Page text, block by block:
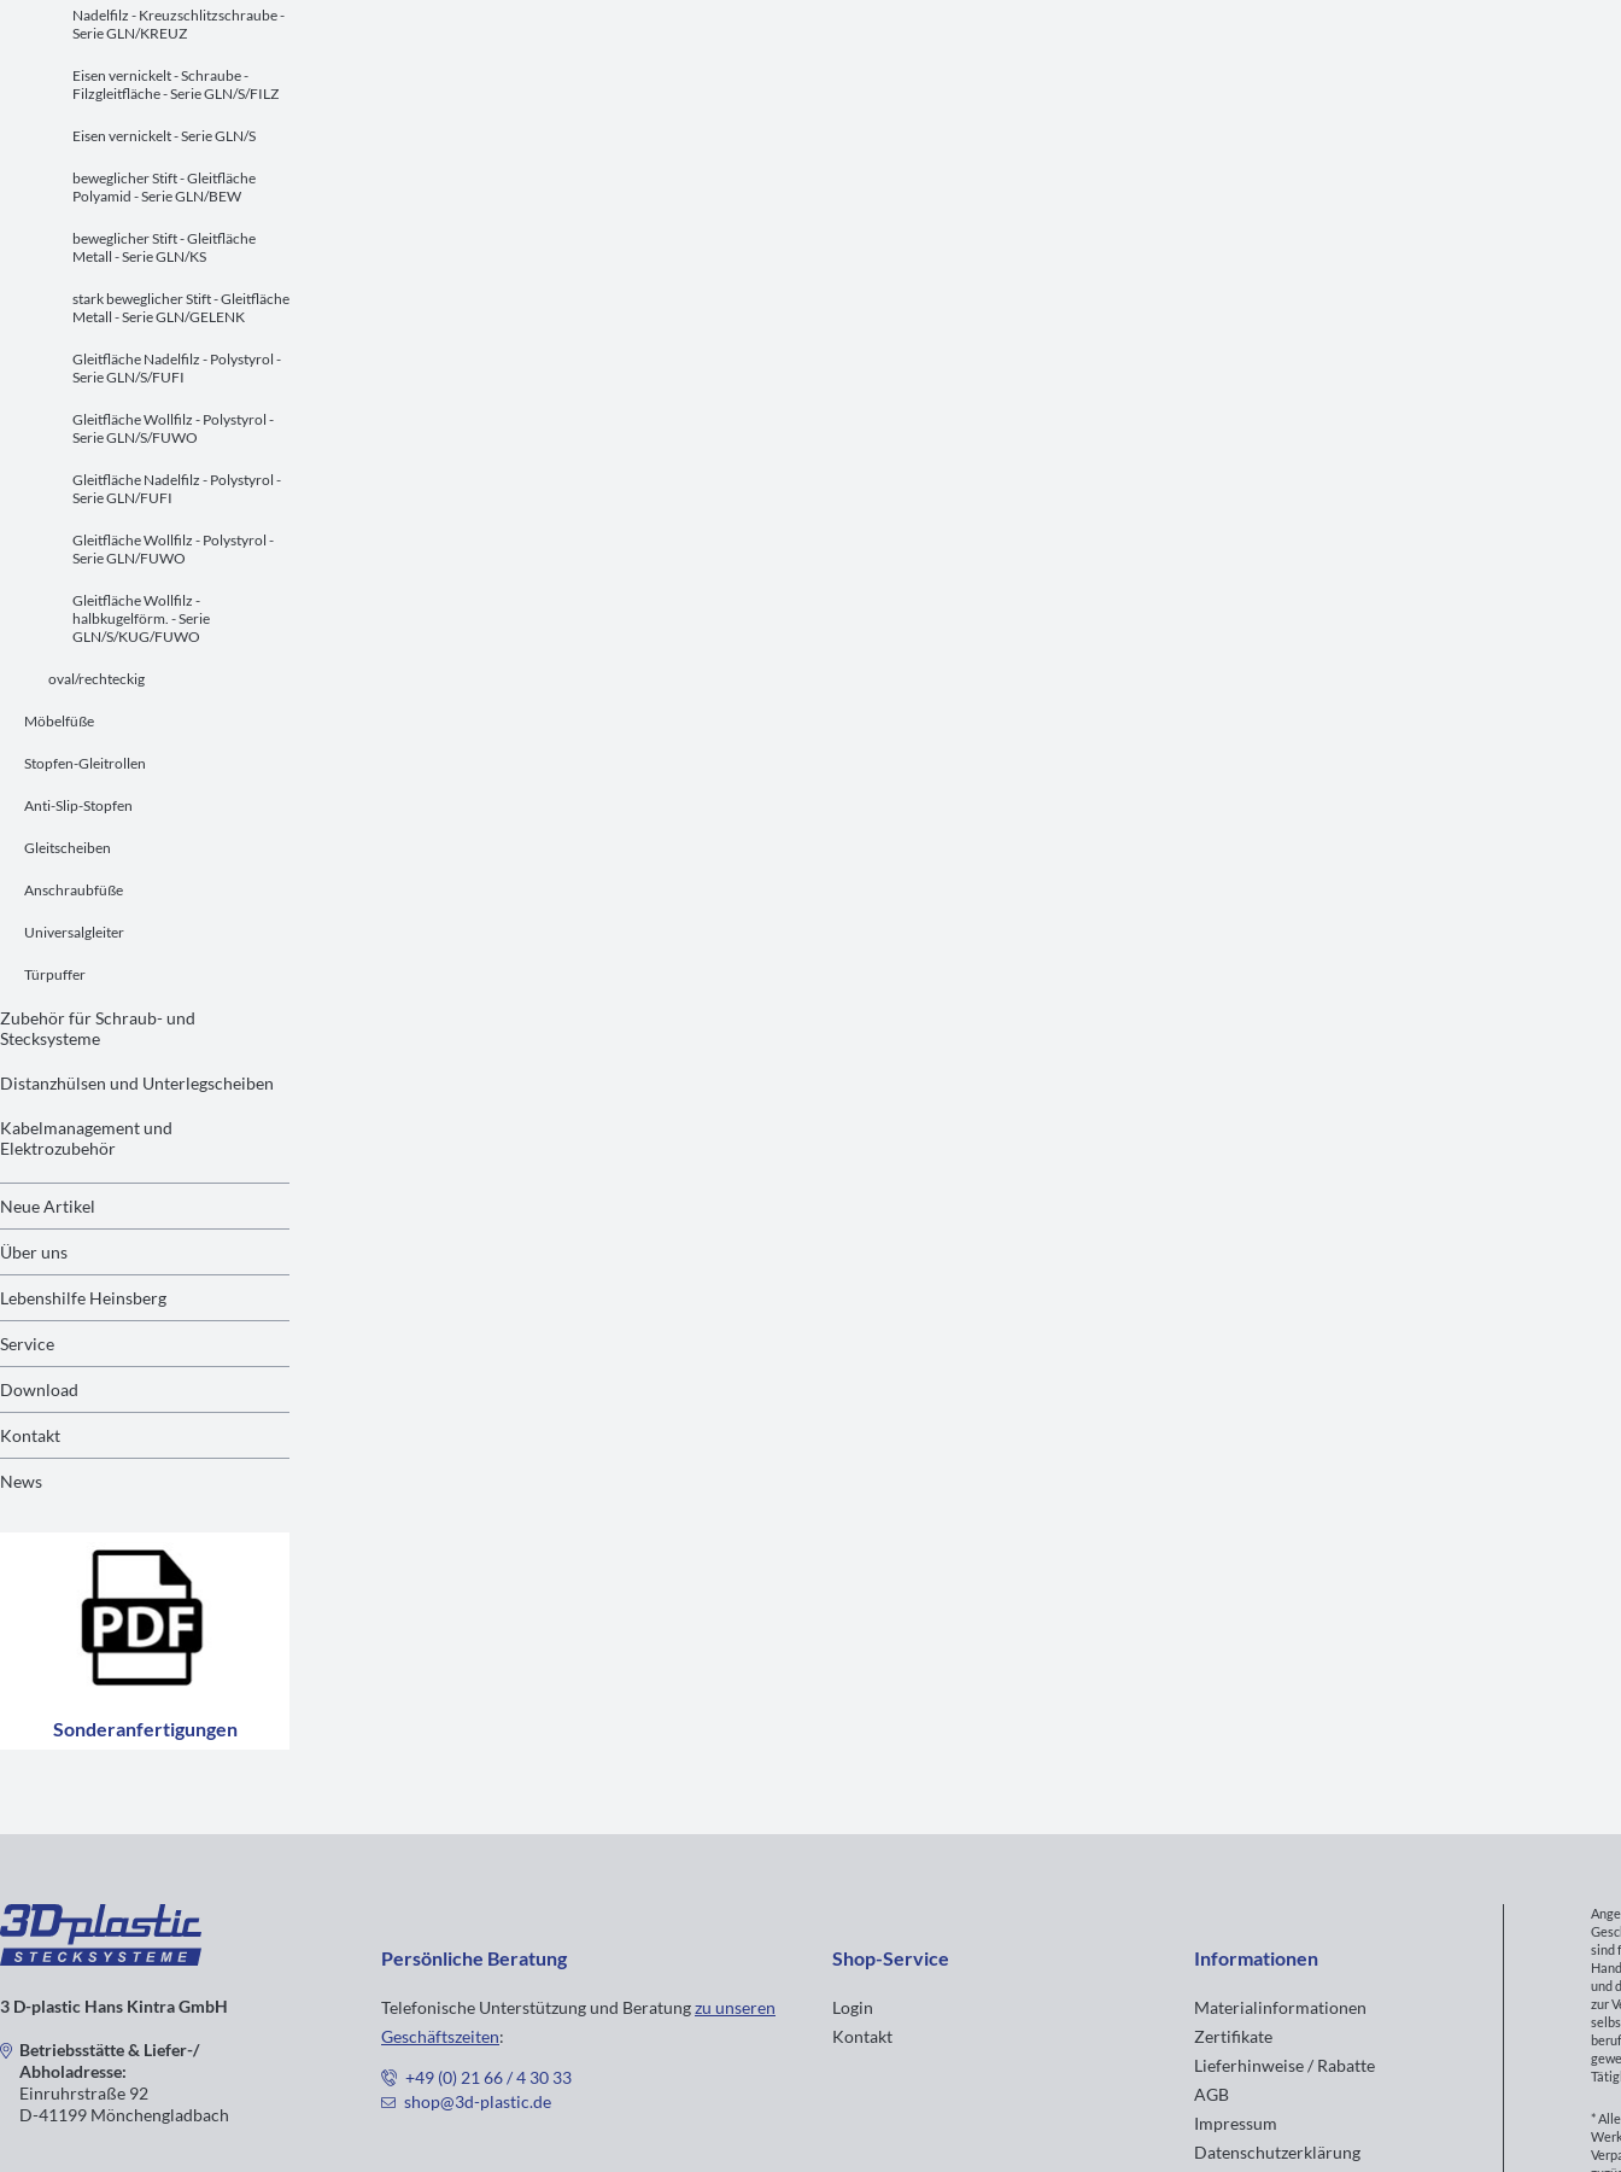
Nadelfilz - Kreuzschlitzschraube -
Serie GLN/KREUZ
Eisen vernickelt - Schraube -
Filzgleitfläche - Serie GLN/S/FILZ
Eisen vernickelt - Serie GLN/S
beweglicher Stift - Gleitfläche
Polyamid - Serie GLN/BEW
beweglicher Stift - Gleitfläche
Metall - Serie GLN/KS
stark beweglicher Stift - Gleitfläche
Metall - Serie GLN/GELENK
Gleitfläche Nadelfilz - Polystyrol -
Serie GLN/S/FUFI
Gleitfläche Wollfilz - Polystyrol -
Serie GLN/S/FUWO
Gleitfläche Nadelfilz - Polystyrol -
Serie GLN/FUFI
Gleitfläche Wollfilz - Polystyrol -
Serie GLN/FUWO
Gleitfläche Wollfilz -
halbkugelförm. - Serie
GLN/S/KUG/FUWO
oval/rechteckig
Möbelfüße
Stopfen-Gleitrollen
Anti-Slip-Stopfen
Gleitscheiben
Anschraubfüße
Universalgleiter
Türpuffer
Zubehör für Schraub- und
Stecksysteme
Distanzhülsen und Unterlegscheiben
Kabelmanagement und
Elektrozubehör
Neue Artikel
Über uns
Lebenshilfe Heinsberg
Service
Download
Kontakt
News
Sonderanfertigungen
3 D-plastic Hans Kintra GmbH
Betriebsstätte & Liefer-/
Abholadresse:
Einruhrstraße 92
D-41199 Mönchengladbach
Persönliche Beratung
Telefonische Unterstützung und Beratungzu unseren
Geschäftszeiten:
+49 (0) 21 66 / 4 30 33
shop@3d-plastic.de
Shop-Service
Login
Kontakt
Informationen
Materialinformationen
Zertifikate
Lieferhinweise / Rabatte
AGB
Impressum
Datenschutzerklärung
sind
und
zur
*